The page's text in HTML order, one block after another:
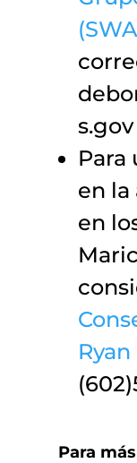
s.gov
Para
en la
en
Para